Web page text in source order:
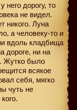
него дорогу, то
не видел.
никого. Луна
а человеку-то и
вдоль кладбища
дороге, ни на
Жутко было
всякое
себя, мягко
чуть не